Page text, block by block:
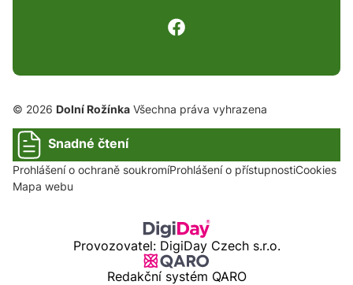
© 2026 Dolní Rožínka Všechna práva vyhrazena
Snadné čtení
Prohlášení o ochraně soukromíProhlášení o přístupnostiCookies
Mapa webu
Provozovatel: DigiDay Czech s.r.o.
Redakční systém QARO